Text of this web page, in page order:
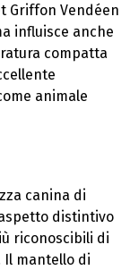
Griffon Vendéen
influisce anche
compatta
animale
canina di
distintivo
riconoscibili di
Il mantello di